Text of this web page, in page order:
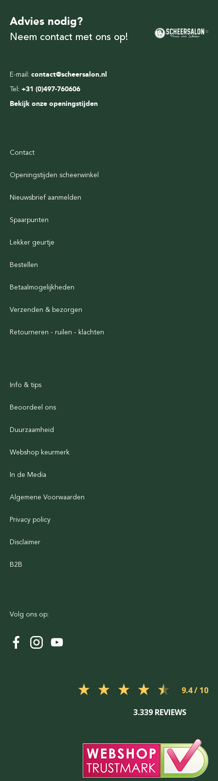
E-mail: contact@scheersalon.nl
Tel: +31 (0)497-760606
Bekijk onze openingstijden
Advies nodig?
Neem contact met ons op!
Contact
Openingstijden scheerwinkel
Nieuwsbrief aanmelden
Spaarpunten
Lekker geurtje
Bestellen
Betaalmogelijkheden
Verzenden & bezorgen
Retourneren - ruilen - klachten
Info & tips
Beoordeel ons
Duurzaamheid
Webshop keurmerk
In de Media
Algemene Voorwaarden
Privacy policy
Disclaimer
B2B
Volg ons op:
9.4
3.339 REVIEWS